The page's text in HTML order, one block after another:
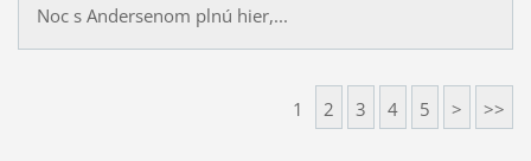
Noc s Andersenom plnú hier,...
1 2 3 4 5 > >>